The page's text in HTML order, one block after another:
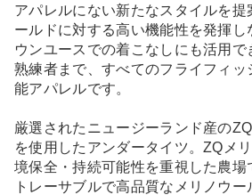
アパレルにない新たなスタイルを提
ールドに対する高い機能性を発揮し
ウンユースでの着こなしにも活用で
熟練者まで、すべてのフライフィ
能アパレルです。
厳選されたニュージーランド産の
を使用したアンダータイツ。ZQメ
境保全・持続可能性を重視した農場
トレーサブルで高品質なメリノウー